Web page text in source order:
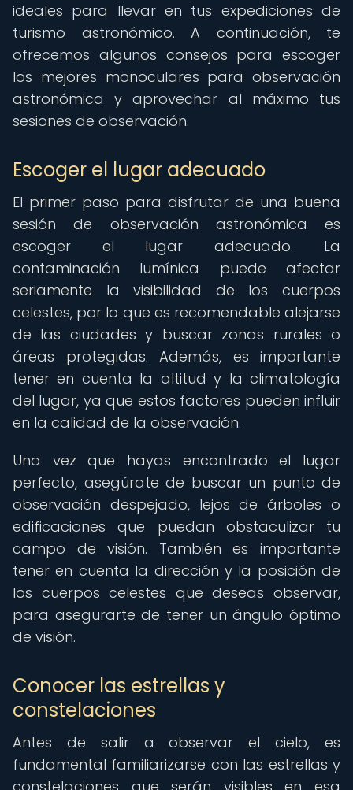
ideales para llevar en tus expediciones de
turismo astronómico. A continuación, te
ofrecemos algunos consejos para escoger
los mejores monoculares para observación
astronómica y aprovechar al máximo tus
sesiones de observación.
Escoger el lugar adecuado
El primer paso para disfrutar de una buena
sesión de observación astronómica es
escoger el lugar adecuado. La
contaminación lumínica puede afectar
seriamente la visibilidad de los cuerpos
celestes, por lo que es recomendable alejarse
de las ciudades y buscar zonas rurales o
áreas protegidas. Además, es importante
tener en cuenta la altitud y la climatología
del lugar, ya que estos factores pueden influir
en la calidad de la observación.
Una vez que hayas encontrado el lugar
perfecto, asegúrate de buscar un punto de
observación despejado, lejos de árboles o
edificaciones que puedan obstaculizar tu
campo de visión. También es importante
tener en cuenta la dirección y la posición de
los cuerpos celestes que deseas observar,
para asegurarte de tener un ángulo óptimo
de visión.
Conocer las estrellas y
constelaciones
Antes de salir a observar el cielo, es
fundamental familiarizarse con las estrellas y